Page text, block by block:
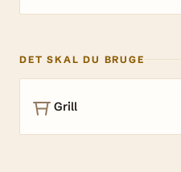
DET SKAL DU BRUGE
Grill